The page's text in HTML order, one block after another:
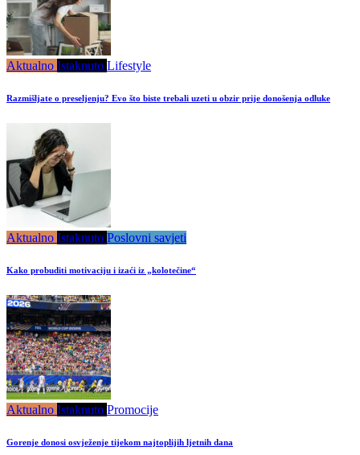
Aktualno Istaknuto Lifestyle
Razmišljate o preseljenju? Evo što biste trebali uzeti u obzir prije donošenja odluke
Aktualno Istaknuto Poslovni savjeti
Kako probuditi motivaciju i izaći iz „kolotečine“
Aktualno Istaknuto Promocije
Gorenje donosi osvježenje tijekom najtoplijih ljetnih dana